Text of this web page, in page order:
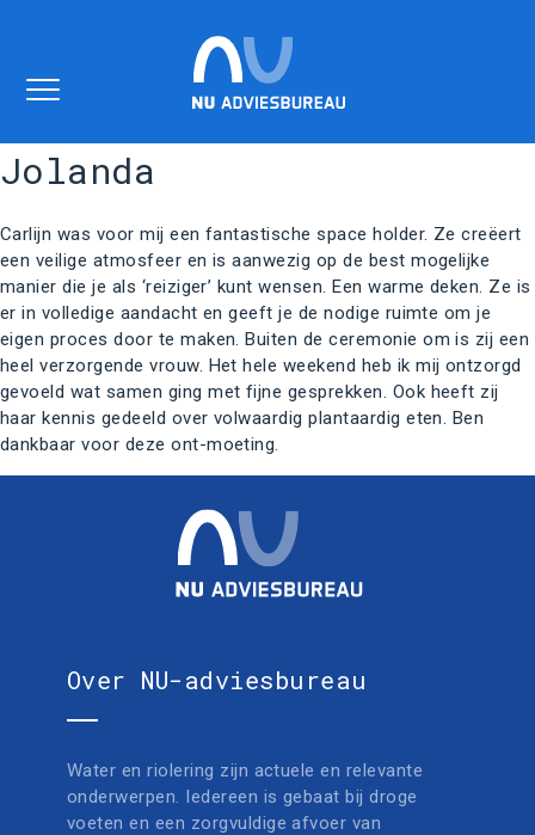
over ons
expertise
contact
Jolanda
Carlijn was voor mij een fantastische space holder. Ze creëert
een veilige atmosfeer en is aanwezig op de best mogelijke
manier die je als ‘reiziger’ kunt wensen. Een warme deken. Ze is
er in volledige aandacht en geeft je de nodige ruimte om je
eigen proces door te maken. Buiten de ceremonie om is zij een
heel verzorgende vrouw. Het hele weekend heb ik mij ontzorgd
gevoeld wat samen ging met fijne gesprekken. Ook heeft zij
haar kennis gedeeld over volwaardig plantaardig eten. Ben
dankbaar voor deze ont-moeting.
Over NU-adviesbureau
Water en riolering zijn actuele en relevante
onderwerpen. Iedereen is gebaat bij droge
voeten en een zorgvuldige afvoer van